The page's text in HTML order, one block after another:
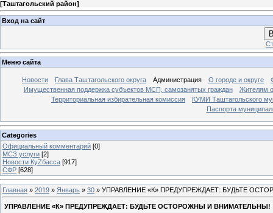
[Таштагольский район]
Вход на сайт
Меню сайта
Новости Глава Таштагольского округа Администрация О городе и округе
Имущественная поддержка субъектов МСП, самозанятых граждан
Жителям
Территориальная избирательная комиссия
КУМИ Таштагольского
Паспорта
Categories
Официальный комментарий [0]
МСЗ услуги [2]
Новости КуZбасса [917]
СФР [628]
Главная » 2019 » Январь » 30 » УПРАВЛЕНИЕ «К» ПРЕДУПРЕЖДАЕТ: БУДЬТЕ
УПРАВЛЕНИЕ «К» ПРЕДУПРЕЖДАЕТ: БУДЬТЕ ОСТОРОЖНЫ И ВНИМАТЕЛЬНЫ!